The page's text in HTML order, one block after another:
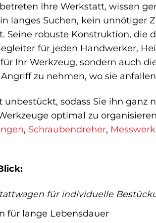
betreten Ihre Werkstatt, wissen
langes Suchen, kein unnötiger
Seine robuste Konstruktion,
für jeden Handwerker,
Ihr Werkzeug, sondern auch
zu nehmen, wo sie
unbestückt, sodass Sie ihn
optimal zu
, Schraubendreher,
für individuelle
für lange Lebensdauer